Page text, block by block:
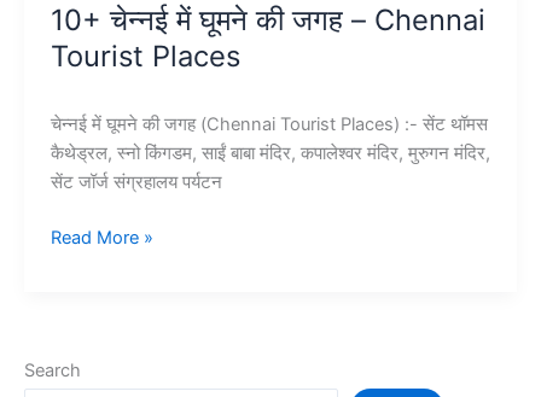
10+ चेन्नई में घूमने की जगह – Chennai
Tourist Places
चेन्नई में घूमने की जगह (Chennai Tourist Places) :- सेंट थॉमस
कैथेड्रल, स्नो किंगडम, साईं बाबा मंदिर, कपालेश्वर मंदिर, मुरुगन मंदिर,
सेंट जॉर्ज संग्रहालय पर्यटन
10+
जगह
Read More »
Search